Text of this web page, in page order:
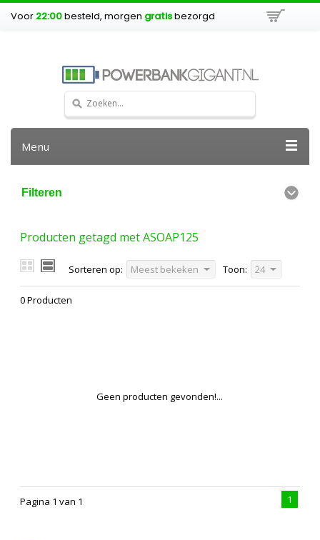
Voor 22:00besteld, morgen gratisbezorgd
Menu
Filteren
Producten getagd met ASOAP125
Sorteren op: Meest bekeken Toon: 24
0 Producten
Geen producten gevonden!...
Pagina 1 van 1 1